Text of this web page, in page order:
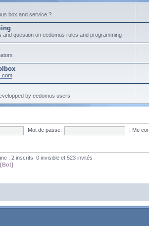
box and service ?
and question on eedomus rules and programming
by eedomus users
Mot de passe: Me
: 2 inscrits, 0 invisible et 523 invités